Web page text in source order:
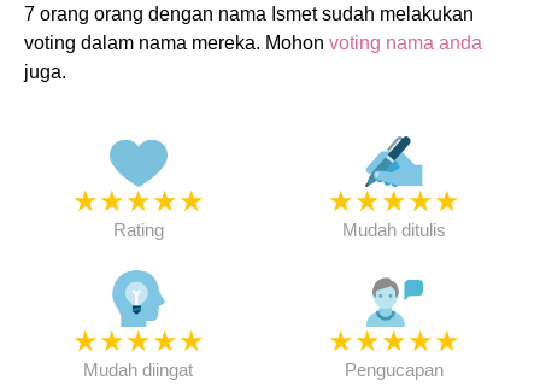
7 orang orang dengan nama Ismet sudah melakukan
voting dalam nama mereka. Mohon voting nama anda
juga.
★★★★★
Rating
★★★★★
Mudah ditulis
★★★★★
Mudah diingat
★★★★★
Pengucapan